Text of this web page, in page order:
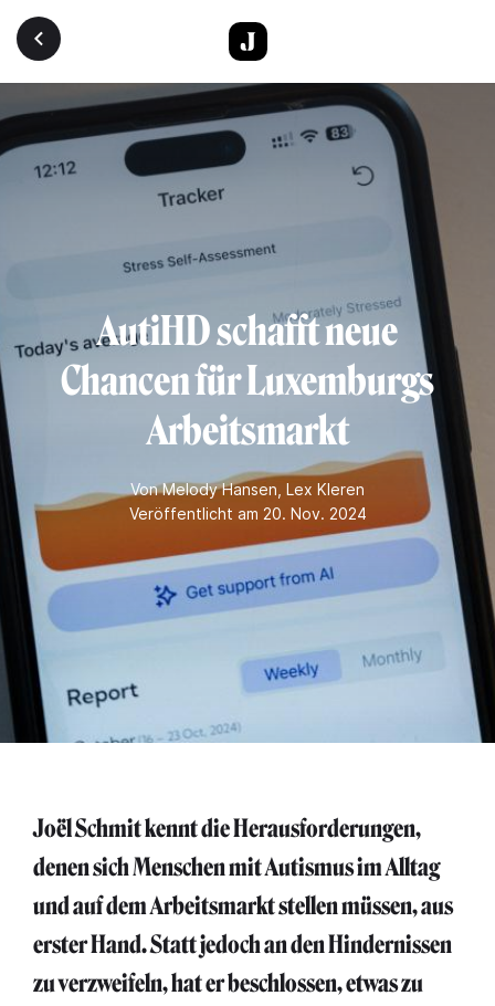
Direkt zum Inhalt
AutiHD schafft neue
Chancen für Luxemburgs
Arbeitsmarkt
VonMelody Hansen Lex Kleren
Veröffentlicht am 20. Nov. 2024
Joël Schmit kennt die Herausforderungen,
denen sich Menschen mit Autismus im Alltag
und auf dem Arbeitsmarkt stellen müssen, aus
erster Hand. Statt jedoch an den Hindernissen
zu verzweifeln, hat er beschlossen, etwas zu